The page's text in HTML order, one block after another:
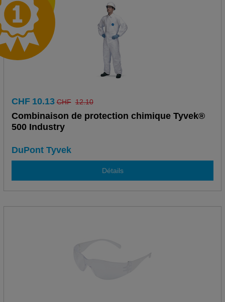
CHF 10.13 CHF 12.10
Combinaison de protection chimique Tyvek®
500 Industry
DuPont Tyvek
Détails